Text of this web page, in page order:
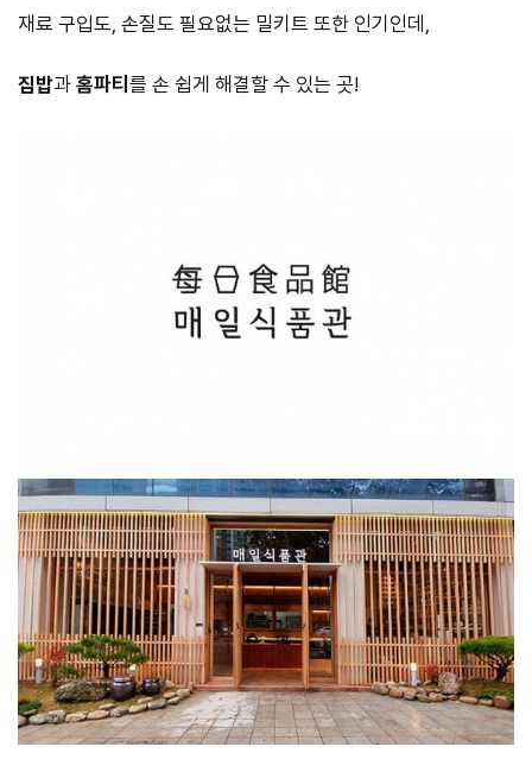
재료 구입도, 손질도 필요없는 밀키트 또한 인기인데,
집밥과 홈파티 를 손 쉽게 해결할 수 있는 곳!